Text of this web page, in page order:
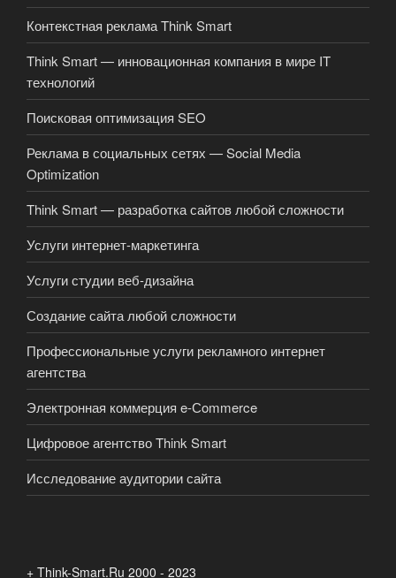
Контекстная реклама Think Smart
Think Smart — инновационная компания в мире IT
технологий
Поисковая оптимизация SEO
Реклама в социальных сетях — Social Media
Optimization
Think Smart — разработка сайтов любой сложности
Услуги интернет-маркетинга
Услуги студии веб-дизайна
Создание сайта любой сложности
Профессиональные услуги рекламного интернет
агентства
Электронная коммерция e-Сommerce
Цифровое агентство Think Smart
Исследование аудитории сайта
+ Think-Smart.Ru 2000 - 2023